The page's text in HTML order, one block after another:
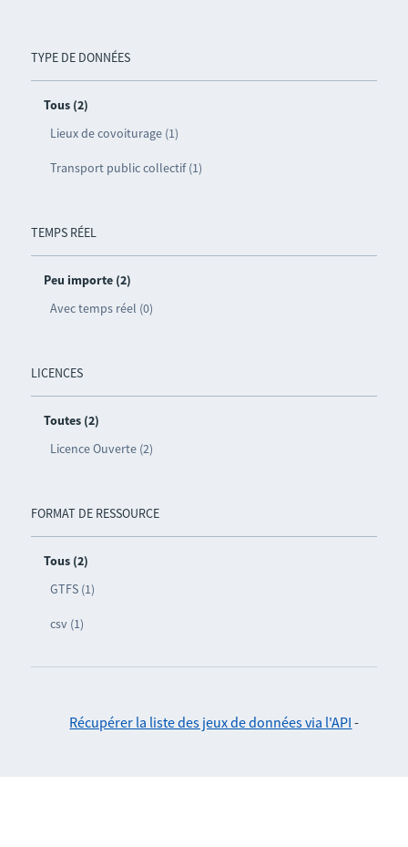
TYPE DE DONNÉES
Tous (2)
Lieux de covoiturage (1)
Transport public collectif (1)
TEMPS RÉEL
Peu importe (2)
Avec temps réel (0)
LICENCES
Toutes (2)
Licence Ouverte (2)
FORMAT DE RESSOURCE
Tous (2)
GTFS (1)
csv (1)
Récupérer la liste des jeux de données via l'API -